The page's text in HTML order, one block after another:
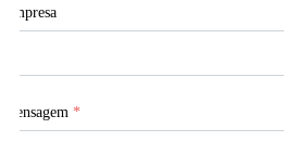
Empresa
Mensagem *